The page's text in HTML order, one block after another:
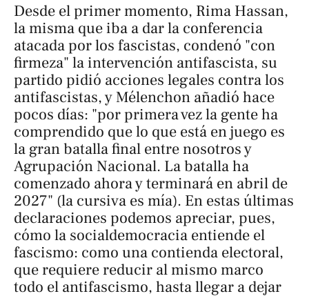
Desde el primer momento, Rima Hassan,
la misma que iba a dar la conferencia
atacada por los fascistas, condenó "con
firmeza" la intervención antifascista, su
partido pidió acciones legales contra los
antifascistas, y Mélenchon añadió hace
pocos días: "por primera vez la gente ha
comprendido que lo que está en juego es
la gran batalla final entre nosotros y
Agrupación Nacional. La batalla ha
comenzado ahora yterminará en abril de
2027" (la cursiva es mía). En estas últimas
declaraciones podemos apreciar, pues,
cómo la socialdemocracia entiende el
fascismo: como una contienda electoral,
que requiere reducir al mismo marco
todo el antifascismo, hasta llegar a dejar